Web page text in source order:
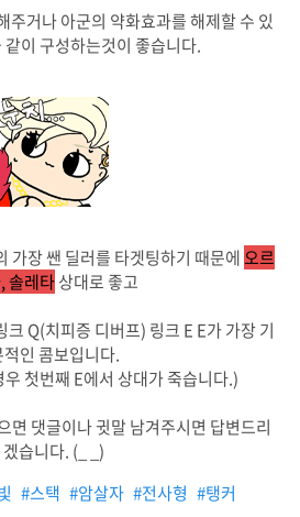
주거나 아군의 약화효과를 해제할 수 있
이 구성하는것이 좋습니다.
가장 쌘 딜러를 타겟팅하기 때문에오르
솔레타상대로 좋고
Q(치피증 디버프) 링크 E E가 가장 기
적인 콤보입니다.
첫번째 E에서 상대가 죽습니다.)
면 댓글이나 귓말 남겨주시면 답변드리
겠습니다. (_ _)
#스택 #암살자 #전사형 #탱커